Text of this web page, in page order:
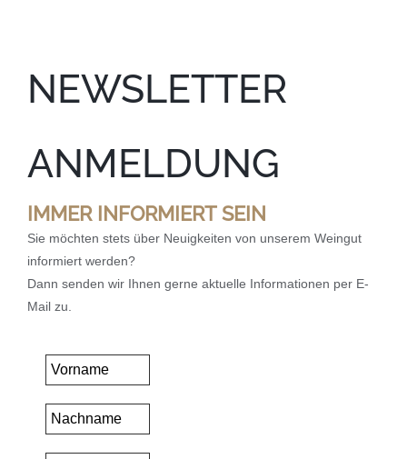
NEWSLETTER
ANMELDUNG
IMMER INFORMIERT SEIN
Sie möchten stets über Neuigkeiten von unserem Weingut
informiert werden?
Dann senden wir Ihnen gerne aktuelle Informationen per E-
Mail zu.